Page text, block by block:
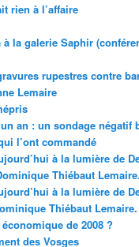
rien à l’affaire
à la galerie Saphir
rupestres contre
Lemaire
an : un sondage négatif
l’ont commandé
à la lumière de
Thiébaut Lemaire.
à la lumière de
Thiébaut Lemaire.
de 2008 ?
des Vosges